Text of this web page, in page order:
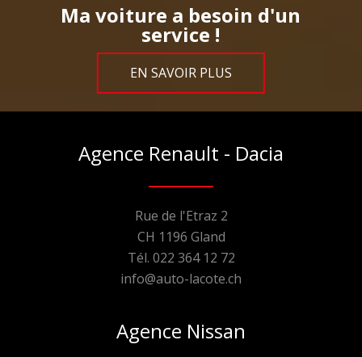
Ma voiture a besoin d'un
service !
EN SAVOIR PLUS
Agence Renault - Dacia
Rue de l'Etraz 2
CH 1196 Gland
Tél. 022 364 12 72
info@auto-lacote.ch
Agence Nissan